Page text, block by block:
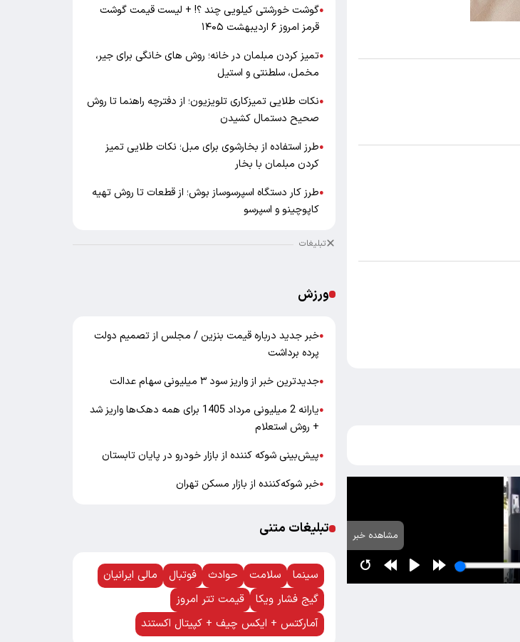
مشاهده خبر
●گوشت خورشتی کیلویی چند ؟! + لیست قیمت گوشت
قرمز امروز ۶ اردیبهشت ۱۴۰۵
●تمیز کردن مبلمان در خانه؛ روش های خانگی برای جیر،
مخمل، سلطنتی و استیل
●نکات طلایی تمیزکاری تلویزیون؛ از دفترچه راهنما تا روش
صحیح دستمال کشیدن
●طرز استفاده از بخارشوی برای مبل؛ نکات طلایی تمیز
کردن مبلمان با بخار
●طرز کار دستگاه اسپرسوساز بوش؛ از قطعات تا روش تهیه
کاپوچینو و اسپرسو
تبلیغات
ورزش
●خبر جدید درباره قیمت بنزین / مجلس از تصمیم دولت
پرده برداشت
●جدیدترین خبر از واریز سود ۳ میلیونی سهام عدالت
●
یارانه 2 میلیونی مرداد 1405 برای همه دهک‌ها واریز شد
+ روش استعلام
●پیش‌بینی شوکه کننده از بازار خودرو در پایان تابستان
●خبر شوکه‌کننده از بازار مسکن تهران
تبلیغات متنی
سینما سلامت حوادث فوتبال
مالی ایرانیان
گیج فشار ویکا
قیمت تتر امروز
آمارکتس + ایکس چیف + کپیتال اکستند